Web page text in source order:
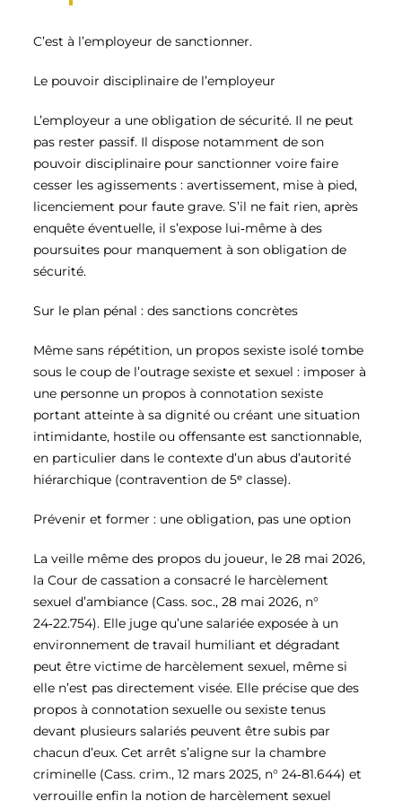
C’est à l’employeur de sanctionner.
Le pouvoir disciplinaire de l’employeur
L’employeur a une obligation de sécurité. Il ne peut
pas rester passif. Il dispose notamment de son
pouvoir disciplinaire pour sanctionner voire faire
cesser les agissements : avertissement, mise à pied,
licenciement pour faute grave. S’il ne fait rien, après
enquête éventuelle, il s’expose lui‑même à des
poursuites pour manquement à son obligation de
sécurité.
Sur le plan pénal : des sanctions concrètes
Même sans répétition, un propos sexiste isolé tombe
sous le coup de l’outrage sexiste et sexuel : imposer à
une personne un propos à connotation sexiste
portant atteinte à sa dignité ou créant une situation
intimidante, hostile ou offensante est sanctionnable,
en particulier dans le contexte d’un abus d’autorité
hiérarchique (contravention de 5ᵉ classe).
Prévenir et former : une obligation, pas une option
La veille même des propos du joueur, le 28 mai 2026,
la Cour de cassation a consacré le harcèlement
sexuel d’ambiance (Cass. soc., 28 mai 2026, n°
24‑22.754). Elle juge qu’une salariée exposée à un
environnement de travail humiliant et dégradant
peut être victime de harcèlement sexuel, même si
elle n’est pas directement visée. Elle précise que des
propos à connotation sexuelle ou sexiste tenus
devant plusieurs salariés peuvent être subis par
chacun d’eux. Cet arrêt s’aligne sur la chambre
criminelle (Cass. crim., 12 mars 2025, n° 24‑81.644) et
verrouille enfin la notion de harcèlement sexuel